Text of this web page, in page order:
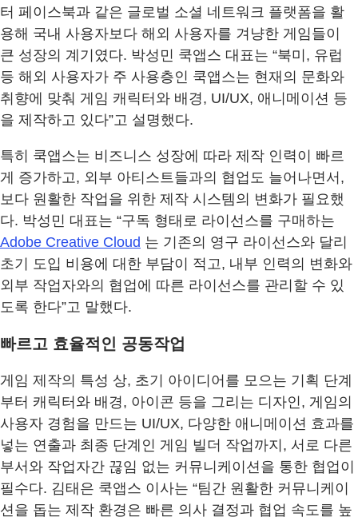
터 페이스북과 같은 글로벌 소셜 네트워크 플랫폼을 활
용해 국내 사용자보다 해외 사용자를 겨냥한 게임들이
큰 성장의 계기였다. 박성민 쿡앱스 대표는 “북미, 유럽
등 해외 사용자가 주 사용층인 쿡앱스는 현재의 문화와
취향에 맞춰 게임 캐릭터와 배경, UI/UX, 애니메이션 등
을 제작하고 있다”고 설명했다.
특히 쿡앱스는 비즈니스 성장에 따라 제작 인력이 빠르
게 증가하고, 외부 아티스트들과의 협업도 늘어나면서,
보다 원활한 작업을 위한 제작 시스템의 변화가 필요했
다. 박성민 대표는 “구독 형태로 라이선스를 구매하는
Adobe Creative Cloud 는 기존의 영구 라이선스와 달리
초기 도입 비용에 대한 부담이 적고, 내부 인력의 변화와
외부 작업자와의 협업에 따른 라이선스를 관리할 수 있
도록 한다”고 말했다.
빠르고 효율적인 공동작업
게임 제작의 특성 상, 초기 아이디어를 모으는 기획 단계
부터 캐릭터와 배경, 아이콘 등을 그리는 디자인, 게임의
사용자 경험을 만드는 UI/UX, 다양한 애니메이션 효과를
넣는 연출과 최종 단계인 게임 빌더 작업까지, 서로 다른
부서와 작업자간 끊임 없는 커뮤니케이션을 통한 협업이
필수다. 김태은 쿡앱스 이사는 “팀간 원활한 커뮤니케이
션을 돕는 제작 환경은 빠른 의사 결정과 협업 속도를 높